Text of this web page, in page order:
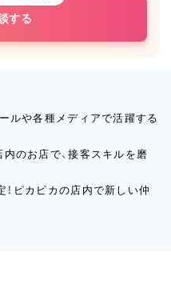
する
ルや各種メディアで活躍する
のお店で、接客スキルを磨
ピカピカの店内で新しい仲